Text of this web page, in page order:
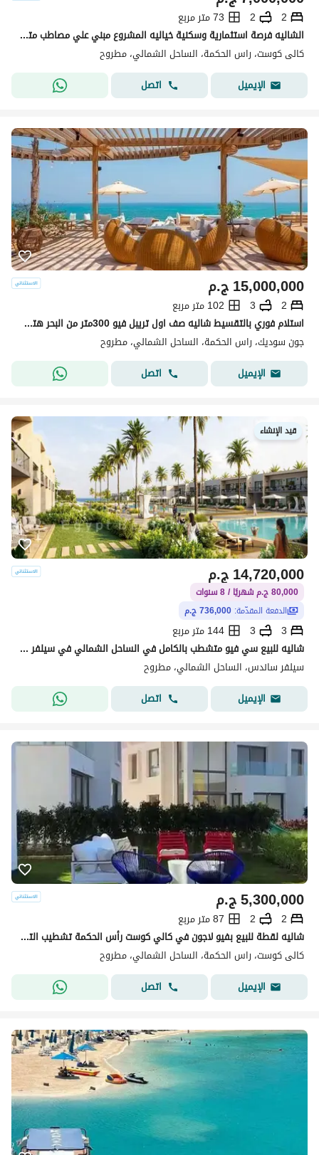
2
2
73 متر مربع
الشاليه فرصة استثمارية وسكنية خياليه المشروع مبني علي مصاطب متدرجة = الوحدات فيو خيالي + خصوصية كاملة القرية في الكيلو 201 طريق اسكندرية مطروح 15 د
كالى كوست، راس الحكمة، الساحل الشمالي، مطروح
الإيميل
اتصل
ج.م15,000,000
2
3
102 متر مربع
استلام فوري بالتقسيط شاليه صف اول تريبل فيو 300متر من البحر هتسمع صوت البحر من الشاليه متشطب الترا لوكس بجاور سيزر سوديك - لافيستا باي
جون سوديك، راس الحكمة، الساحل الشمالي، مطروح
الإيميل
اتصل
قيد الإنشاء
ج.م14,720,000
80,000 ج.م شهريًا / 8 سنوات
الدفعة المقدّمة: 736,000 ج.م
3
3
144 متر مربع
شاليه للبيع سي فيو متشطب بالكامل في الساحل الشمالي في سيلفر ساندس بمقدم 5%
سيلفر ساندس، الساحل الشمالي، مطروح
الإيميل
اتصل
ج.م5,300,000
2
2
87 متر مربع
شاليه لقطة للبيع بفيو لاجون في كالي كوست رأس الحكمة تشطيب الترا سوبر لوكس بجوار فوكا باي وسيزار سوديك
كالى كوست، راس الحكمة، الساحل الشمالي، مطروح
الإيميل
اتصل